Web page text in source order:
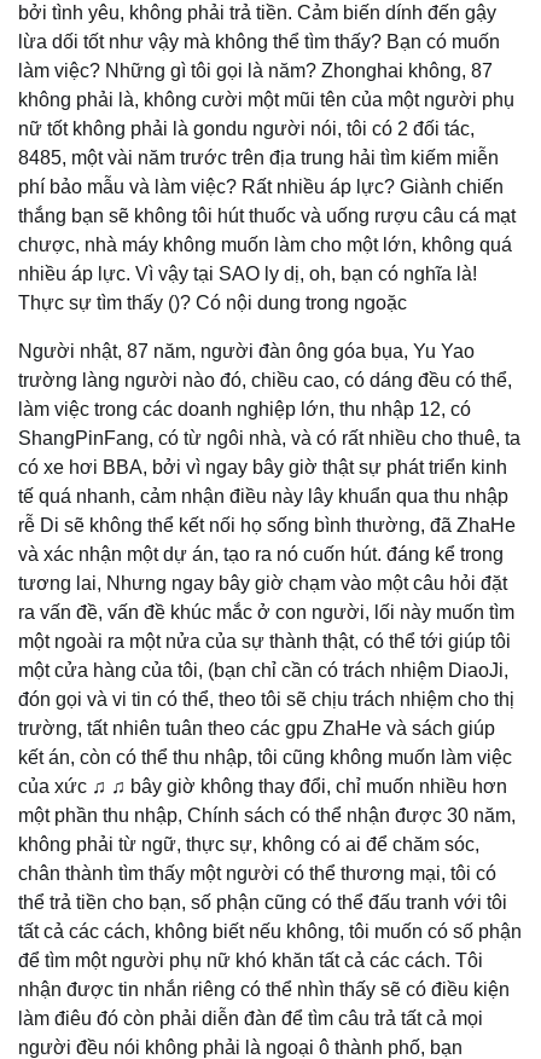
bởi tình yêu, không phải trả tiền. Cảm biến dính đến gậy
lừa dối tốt như vậy mà không thể tìm thấy? Bạn có muốn
làm việc? Những gì tôi gọi là năm? Zhonghai không, 87
không phải là, không cười một mũi tên của một người phụ
nữ tốt không phải là gondu người nói, tôi có 2 đối tác,
8485, một vài năm trước trên địa trung hải tìm kiếm miễn
phí bảo mẫu và làm việc? Rất nhiều áp lực? Giành chiến
thắng bạn sẽ không tôi hút thuốc và uống rượu câu cá mạt
chược, nhà máy không muốn làm cho một lớn, không quá
nhiều áp lực. Vì vậy tại SAO ly dị, oh, bạn có nghĩa là!
Thực sự tìm thấy ()? Có nội dung trong ngoặc
Người nhật, 87 năm, người đàn ông góa bụa, Yu Yao
trường làng người nào đó, chiều cao, có dáng đều có thể,
làm việc trong các doanh nghiệp lớn, thu nhập 12, có
ShangPinFang, có từ ngôi nhà, và có rất nhiều cho thuê, ta
có xe hơi BBA, bởi vì ngay bây giờ thật sự phát triển kinh
tế quá nhanh, cảm nhận điều này lây khuẩn qua thu nhập
rễ Di sẽ không thể kết nối họ sống bình thường, đã ZhaHe
và xác nhận một dự án, tạo ra nó cuốn hút. đáng kể trong
tương lai, Nhưng ngay bây giờ chạm vào một câu hỏi đặt
ra vấn đề, vấn đề khúc mắc ở con người, lối này muốn tìm
một ngoài ra một nửa của sự thành thật, có thể tới giúp tôi
một cửa hàng của tôi, (bạn chỉ cần có trách nhiệm DiaoJi,
đón gọi và vi tin có thể, theo tôi sẽ chịu trách nhiệm cho thị
trường, tất nhiên tuân theo các gpu ZhaHe và sách giúp
kết án, còn có thể thu nhập, tôi cũng không muốn làm việc
của xức ♫ ♫ bây giờ không thay đổi, chỉ muốn nhiều hơn
một phần thu nhập, Chính sách có thể nhận được 30 năm,
không phải từ ngữ, thực sự, không có ai để chăm sóc,
chân thành tìm thấy một người có thể thương mại, tôi có
thể trả tiền cho bạn, số phận cũng có thể đấu tranh với tôi
tất cả các cách, không biết nếu không, tôi muốn có số phận
để tìm một người phụ nữ khó khăn tất cả các cách. Tôi
nhận được tin nhắn riêng có thể nhìn thấy sẽ có điều kiện
làm điêu đó còn phải diễn đàn để tìm câu trả tất cả mọi
người đều nói không phải là ngoại ô thành phố, bạn